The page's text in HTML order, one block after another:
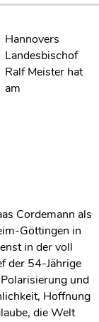
Hannovers
Landesbischof
Ralf Meister hat
am
Cordemann als
Göttingen in
in der voll
der 54-Jährige
und
Hoffnung
die Welt